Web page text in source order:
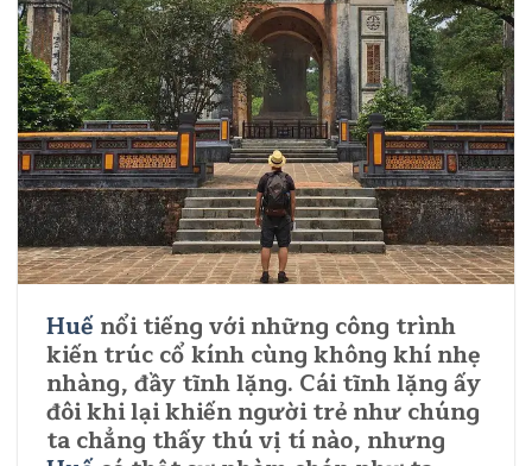
Huếnổi tiếng với những công trình
kiến trúc cổ kính cùng không khí nhẹ
nhàng, đầy tĩnh lặng. Cái tĩnh lặng ấy
đôi khi lại khiến người trẻ như chúng
ta chẳng thấy thú vị tí nào, nhưng